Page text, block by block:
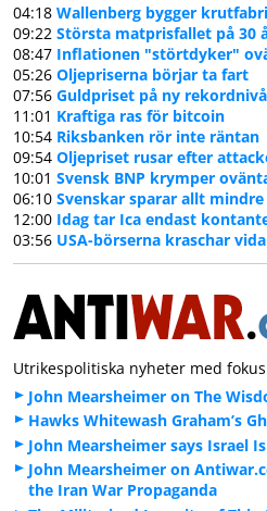
04:18 Wallenberg bygger
09:22 Största matprisfallet på 30
08:47 Inflationen "störtdyker"
05:26 Oljepriserna börjar ta fart
07:56 Guldpriset på ny rekordnivå
11:01 Kraftiga ras för bitcoin
10:54 Riksbanken rör inte räntan
09:54 Oljepriset rusar efter
10:01 Svensk BNP krymper
06:10 Svenskar sparar allt mindre
12:00 Idag tar Ica endast
03:56 USA-börserna kraschar
Utrikespolitiska nyheter med
John Mearsheimer on The
Hawks Whitewash Graham’s
John Mearsheimer says Israel
John Mearsheimer on
the Iran War Propaganda